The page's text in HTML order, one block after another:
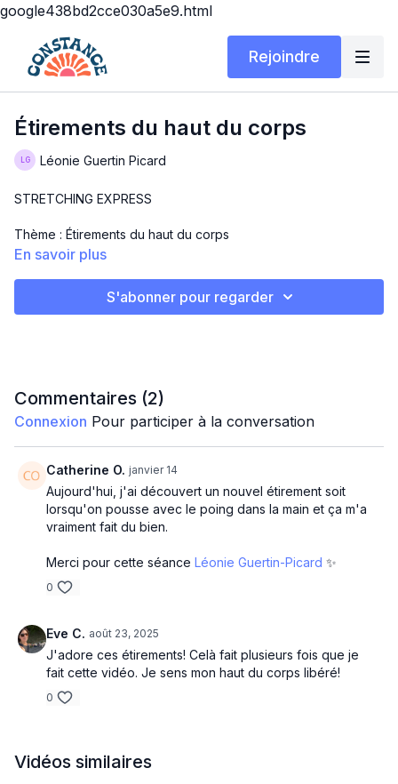
google438bd2cce030a5e9.html
Rejoindre
Étirements du haut du corps
Léonie Guertin Picard
STRETCHING EXPRESS
Thème : Étirements du haut du corps
Matériel : ton corps et ton tapis
Amusez-vous 😊
Léonie
En savoir plus
S'abonner pour regarder
Commentaires (2)
Connexion Pour participer à la conversation
Catherine O. janvier 14
Aujourd'hui, j'ai découvert un nouvel étirement soit
lorsqu'on pousse avec le poing dans la main et ça m'a
vraiment fait du bien.
Merci pour cette séance Léonie Guertin-Picard ✨️
0
Eve C. août 23, 2025
J'adore ces étirements! Celà fait plusieurs fois que je
fait cette vidéo. Je sens mon haut du corps libéré!
0
Vidéos similaires